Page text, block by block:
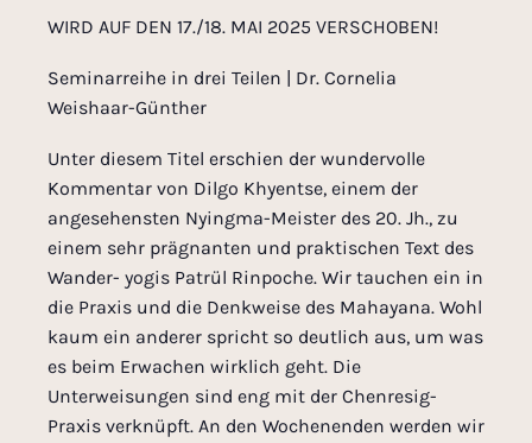
WIRD AUF DEN 17./18. MAI 2025 VERSCHOBEN!
Seminarreihe in drei Teilen | Dr. Cornelia
Weishaar-Günther
Unter diesem Titel erschien der wundervolle
Kommentar von Dilgo Khyentse, einem der
angesehensten Nyingma-Meister des 20. Jh., zu
einem sehr prägnanten und praktischen Text des
Wander- yogis Patrül Rinpoche. Wir tauchen ein in
die Praxis und die Denkweise des Mahayana. Wohl
kaum ein anderer spricht so deutlich aus, um was
es beim Erwachen wirklich geht. Die
Unterweisungen sind eng mit der Chenresig-
Praxis verknüpft. An den Wochenenden werden wir